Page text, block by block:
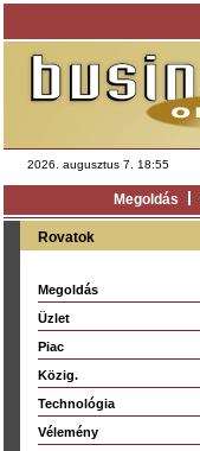
2026. augusztus 7. 18:55
Megoldás
Rovatok
Megoldás
Üzlet
Piac
Közig.
Technológia
Vélemény